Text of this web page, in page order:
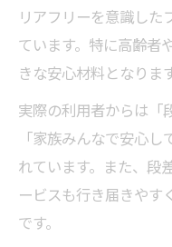
リアフリーを意識した
ています。特に高齢者
きな安心材料となります
実際の利用者からは「
「家族みんなで安心
れています。また、段
ービスも行き届きやす
です。